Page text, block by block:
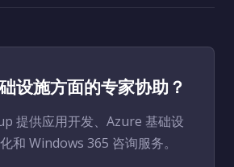
设施方面的专家协助？
提供应用开发、Azure 基础设
和 Windows 365 咨询服务。